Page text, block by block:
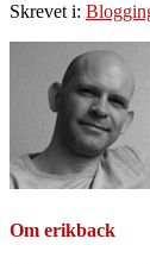
Skrevet i:
Om erikback